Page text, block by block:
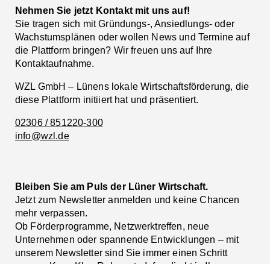
Nehmen Sie jetzt Kontakt mit uns auf!
Sie tragen sich mit Gründungs-, Ansiedlungs- oder
Wachstumsplänen oder wollen News und Termine auf
die Plattform bringen? Wir freuen uns auf Ihre
Kontaktaufnahme.
WZL GmbH – Lünens lokale Wirtschaftsförderung, die
diese Plattform initiiert hat und präsentiert.
02306 / 851220-300
info@wzl.de
Bleiben Sie am Puls der Lüner Wirtschaft.
Jetzt zum Newsletter anmelden und keine Chancen
mehr verpassen.
Ob Förderprogramme, Netzwerktreffen, neue
Unternehmen oder spannende Entwicklungen – mit
unserem Newsletter sind Sie immer einen Schritt